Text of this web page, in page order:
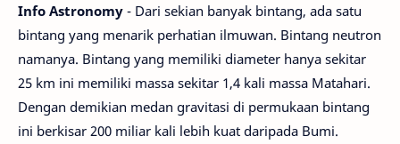
Info Astronomy - Dari sekian banyak bintang, ada satu
bintang yang menarik perhatian ilmuwan. Bintang neutron
namanya. Bintang yang memiliki diameter hanya sekitar
25 km ini memiliki massa sekitar 1,4 kali massa Matahari.
Dengan demikian medan gravitasi di permukaan bintang
ini berkisar 200 miliar kali lebih kuat daripada Bumi.